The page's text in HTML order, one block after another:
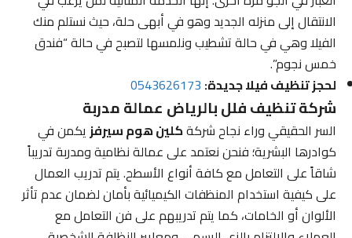
الانتقال إلى منزله الجديد وهو في أبهى حلة، حيث نستلم منك
الفيلا وهي في حالة تشطيب ونلمسها لتصبح في حالة “فندق
خمس نجوم”.
لحجز تنظيف فيلا جديدة:0543626173
شركة تنظيف فلل بالرياض عمالة مدربة
السر الحقيقي وراء نجاح شركةكلين هوم سيرفزيكمن في
كوادرها البشرية؛ فنحن نعتمد على عمالة نظامية ومدربة تدريباً
شاقاً على التعامل مع كافة أنواع الأسطح. يتم تدريب العمال
على كيفية استخدام المنظفات الكيميائية بأمان لضمان عدم تأثر
الألوان أو الخامات، كما يتم تدريبهم على فن التعامل مع